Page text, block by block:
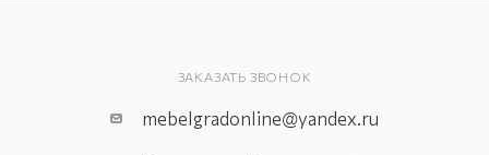
ЗАКАЗАТЬ ЗВОНОК
mebelgradonline@yandex.ru